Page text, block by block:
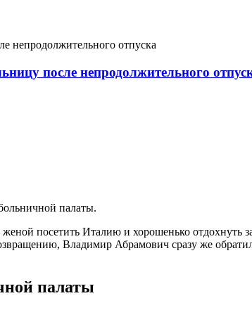
непродолжительного отпуска
после непродолжительного
палаты.
посетить Италию и хорошенько
Владимир Абрамович сразу же
палаты